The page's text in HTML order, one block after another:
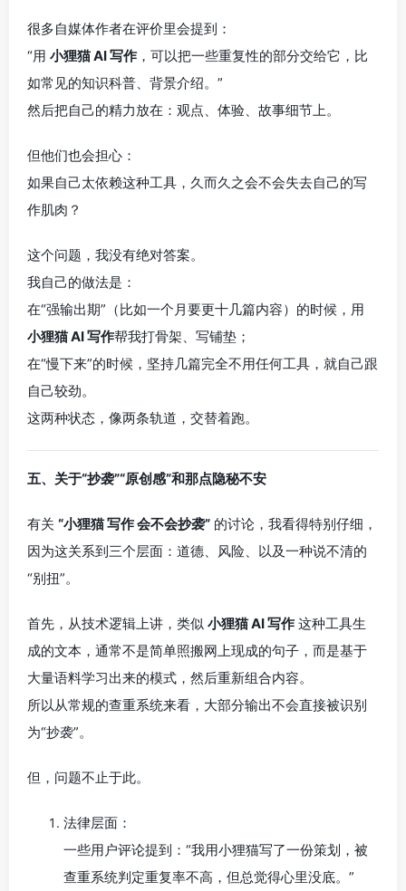
很多自媒体作者在评价里会提到：
“用 小狸猫 AI 写作 ，可以把一些重复性的部分交给它，比
如常见的知识科普、背景介绍。”
然后把自己的精力放在：观点、体验、故事细节上。
但他们也会担心：
如果自己太依赖这种工具，久而久之会不会失去自己的写
作肌肉？
这个问题，我没有绝对答案。
我自己的做法是：
在“强输出期”（比如一个月要更十几篇内容）的时候，用
小狸猫 AI 写作帮我打骨架、写铺垫；
在“慢下来”的时候，坚持几篇完全不用任何工具，就自己跟
自己较劲。
这两种状态，像两条轨道，交替着跑。
五、关于“抄袭”“原创感”和那点隐秘不安
有关 “小狸猫 写作 会不会抄袭” 的讨论，我看得特别仔细，
因为这关系到三个层面：道德、风险、以及一种说不清的
“别扭”。
首先，从技术逻辑上讲，类似 小狸猫 AI 写作 这种工具生
成的文本，通常不是简单照搬网上现成的句子，而是基于
大量语料学习出来的模式，然后重新组合内容。
所以从常规的查重系统来看，大部分输出不会直接被识别
为“抄袭”。
但，问题不止于此。
法律层面：
一些用户评论提到：“我用小狸猫写了一份策划，被
查重系统判定重复率不高，但总觉得心里没底。”